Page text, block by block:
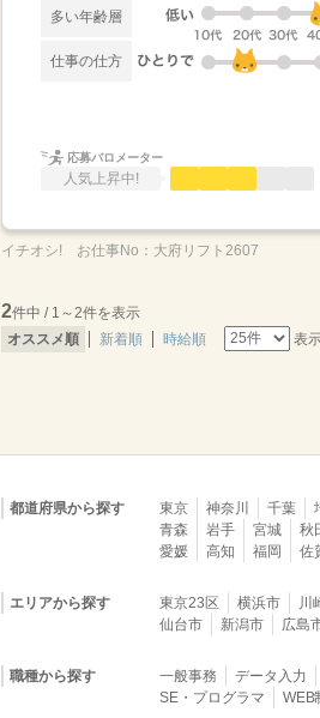
多い年齢層
仕事の仕方
応募バロメーター
人気上昇中!
イチオシ! お仕事No： 大府リフト2607
2件中 / 1～2件を表示
オススメ順
新着順 時給順 表
都道府県から探す 東京 神奈川 千葉
青森
岩手 宮城
秋
愛媛
高知 福岡 佐
エリアから探す 東京23区 横浜市
川
仙台市
新潟市 広島
職種から探す 一般事務
データ入力
SE・プログラマ
WEB